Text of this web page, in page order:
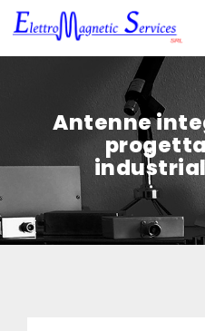
Antenne